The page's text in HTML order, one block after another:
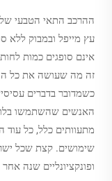
ההרכב התאי הטבעי
עץ מייפל ובמבוק
זה מה שעושה את כל
כשמדובר בדברים
האנשים שהשתמשו
מתעוותים כלל, כל עוד
שימושים. קצת שכל
ופונקציונליים שנה